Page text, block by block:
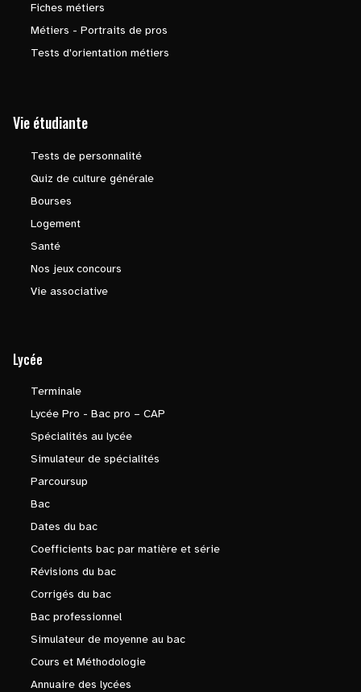
Fiches métiers
Métiers - Portraits de pros
Tests d'orientation métiers
Vie étudiante
Tests de personnalité
Quiz de culture générale
Bourses
Logement
Santé
Nos jeux concours
Vie associative
Lycée
Terminale
Lycée Pro - Bac pro – CAP
Spécialités au lycée
Simulateur de spécialités
Parcoursup
Bac
Dates du bac
Coefficients bac par matière et série
Révisions du bac
Corrigés du bac
Bac professionnel
Simulateur de moyenne au bac
Cours et Méthodologie
Annuaire des lycées